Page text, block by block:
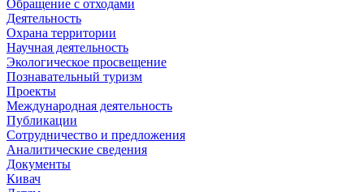
Обращение с отходами
Деятельность
Охрана территории
Научная деятельность
Экологическое просвещение
Познавательный туризм
Проекты
Международная деятельность
Публикации
Сотрудничество и предложения
Аналитические сведения
Документы
Кивач